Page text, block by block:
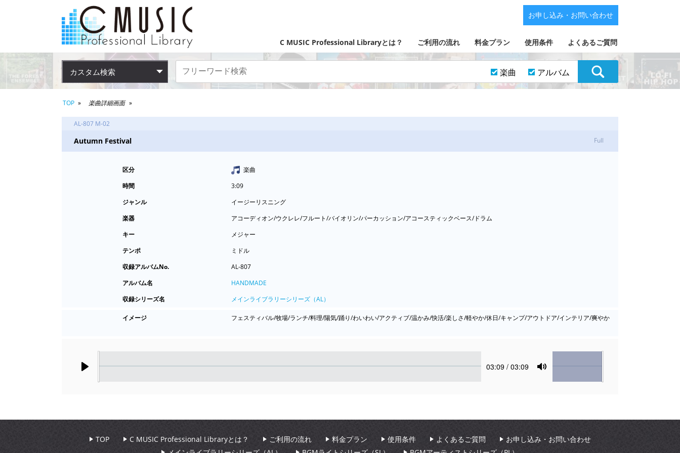
C MUSIC Professional Libraryとは？ ご利用の流れ 料金プラン 使用条件 よくあるご質問
お申し込み・お問い合わせ
カスタム検索 楽曲 アルバム
TOP 楽曲詳細画面
AL-807 M-02
Autumn Festival Full
区分
楽曲
時間
3:09
ジャンル
イージーリスニング
楽器
アコーディオン/ウクレレ/フルート/バイオリン/パーカッション/アコースティックベース/ドラム
キー
メジャー
テンポ
ミドル
収録アルバムNo.
AL-807
アルバム名
HANDMADE
収録シリーズ名
メインライブラリーシリーズ（AL）
イメージ フェスティバル/牧場/ランチ/料理/陽気/踊り/わいわい/アクティブ/温かみ/快活/楽しさ/軽やか/休日/キャンプ/アウトドア/インテリア/爽やか
Current
03:09 / 03:09
Mute
Volume
TOP C MUSIC Professional Libraryとは？ ご利用の流れ 料金プラン 使用条件 よくあるご質問
お申し込み・お問い合わせ